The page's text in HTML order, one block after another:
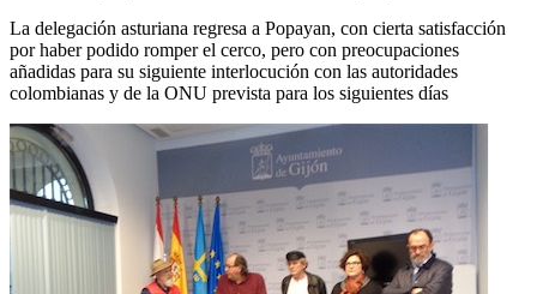
La delegación asturiana regresa a Popayan, con cierta satisfacción
por haber podido romper el cerco, pero con preocupaciones
añadidas para su siguiente interlocución con las autoridades
colombianas y de la ONU prevista para los siguientes días